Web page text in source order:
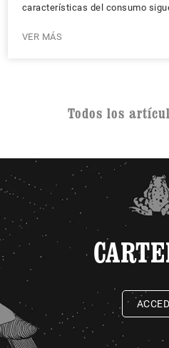
características del consumo
VER MÁS
Todos los